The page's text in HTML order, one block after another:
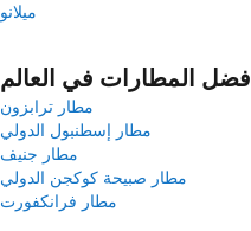
ميلانو
أفضل المطارات في العالم
مطار ترابزون
مطار إسطنبول الدولي
مطار جنيف
مطار صبيحة كوكجن الدولي
مطار فرانكفورت